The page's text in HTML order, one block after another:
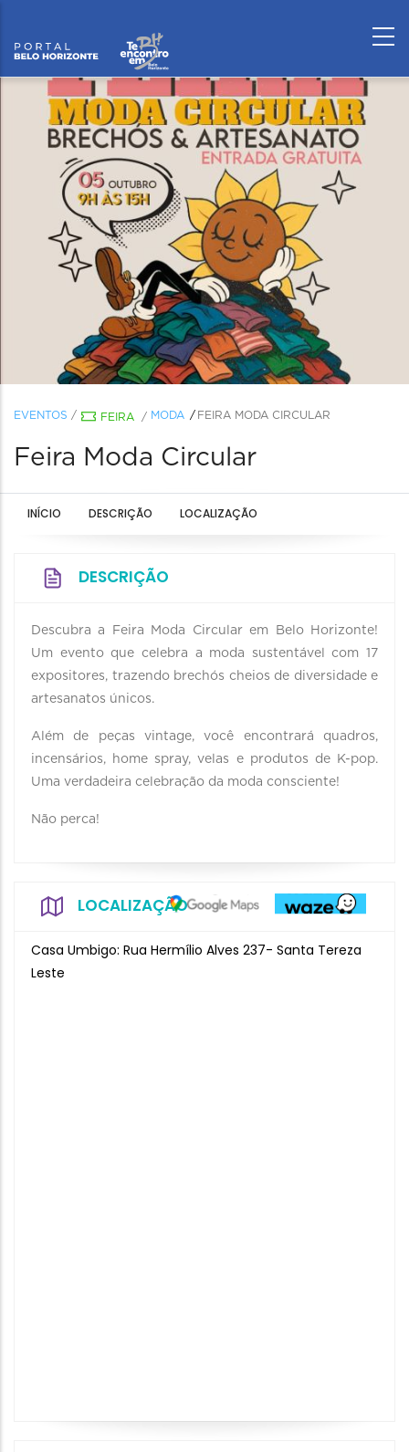
EVENTOS / FEIRA / MODA FEIRA MODA CIRCULAR
Feira Moda Circular
INÍCIO DESCRIÇÃO LOCALIZAÇÃO
DESCRIÇÃO
Descubra a Feira Moda Circular em Belo Horizonte!
Um evento que celebra a moda sustentável com 17
expositores, trazendo brechós cheios de diversidade e
artesanatos únicos.
Além de peças vintage, você encontrará quadros,
incensários, home spray, velas e produtos de K-pop.
Uma verdadeira celebração da moda consciente!
Não perca!
LOCALIZAÇÃO
Casa Umbigo: Rua Hermílio Alves 237- Santa Tereza
Leste